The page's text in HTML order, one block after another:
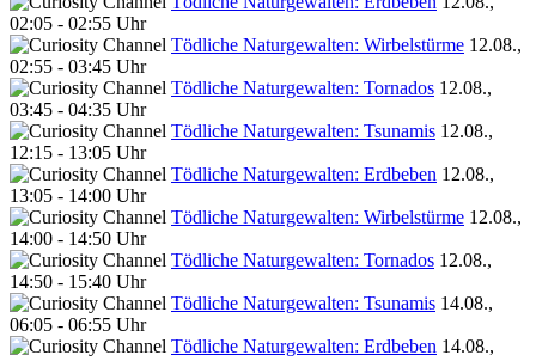
02:05 - 02:55 Uhr
Tödliche Naturgewalten: Wirbelstürme 12.08.,
02:55 - 03:45 Uhr
Tödliche Naturgewalten: Tornados 12.08.,
03:45 - 04:35 Uhr
Tödliche Naturgewalten: Tsunamis 12.08.,
12:15 - 13:05 Uhr
Tödliche Naturgewalten: Erdbeben 12.08.,
13:05 - 14:00 Uhr
Tödliche Naturgewalten: Wirbelstürme 12.08.,
14:00 - 14:50 Uhr
Tödliche Naturgewalten: Tornados 12.08.,
14:50 - 15:40 Uhr
Tödliche Naturgewalten: Tsunamis 14.08.,
06:05 - 06:55 Uhr
Tödliche Naturgewalten: Erdbeben 14.08.,